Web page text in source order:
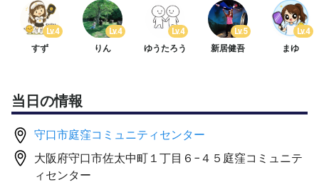
<参加費>
<持ち物>
・室内シューズ
・飲み物
・タオル
・パドル
Lv.4
すず
Lv.4
りん
Lv.4
ゆうたろう
Lv.5
新居健吾
Lv.4
まゆ
当日の情報
守口市庭窪コミュニティセンター
大阪府守口市佐太中町１丁目６−４５庭窪コミュニテ
ィセンター